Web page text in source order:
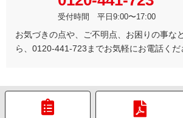
受付時間 平日9:00〜17:00
お気づきの点や、ご不明点、お困りの事な
ら、0120-441-723までお気軽にお電話くだ